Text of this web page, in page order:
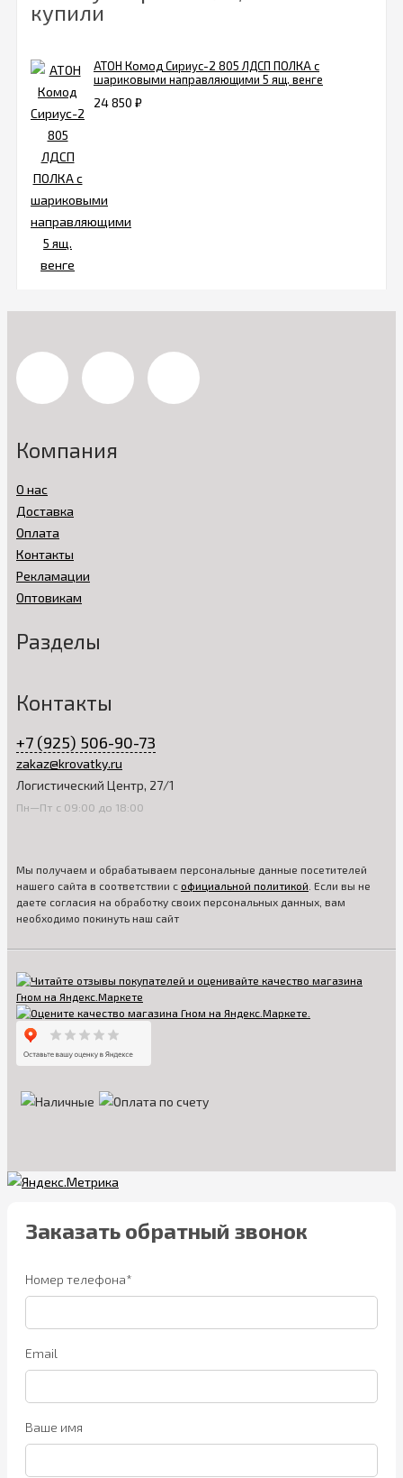
купили
АТОН Комод Сириус-2 805 ЛДСП ПОЛКА с
шариковыми направляющими 5 ящ. венге
24 850 ₽
Компания
О нас
Доставка
Оплата
Контакты
Рекламации
Оптовикам
Разделы
Контакты
+7 (925) 506-90-73
zakaz@krovatky.ru
Логистический Центр, 27/1
Пн—Пт с 09:00 до 18:00
Мы получаем и обрабатываем персональные данные посетителей
нашего сайта в соответствии с официальной политикой . Если вы не
даете согласия на обработку своих персональных данных, вам
необходимо покинуть наш сайт
Заказать обратный звонок
Номер телефона*
Email
Ваше имя